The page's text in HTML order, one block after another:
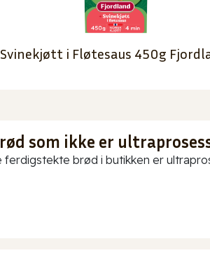
Svinekjøtt i Fløtesaus 450g
som ikke er
ferdigstekte brød i butikken er